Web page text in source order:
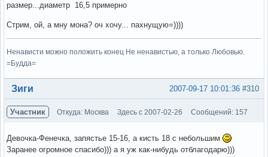
размер...диаметр 16,5 примерно
Стрим, ой, а мну мона? оч хочу... пахнущую=))))
Ненависти можно положить конец Не ненавистью, а только Любовью.
=Будда=
Вне форума #310
2007-09-17 10:01:36
Зиги
Участник Откуда: Москва Здесь с 2007-02-26 Сообщений: 157
Девочка-Фенечка, запястье 15-16, а кисть 18 с небольшим
Заранее огромное спасибо))) а я уж как-нибудь отблагодарю)))